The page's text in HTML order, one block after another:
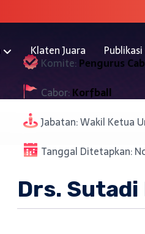
Klaten Juara Publikasi
Drs.
Komite: Pengurus
Cabor: Korfball
Jabatan:Wakil Ketua
Tanggal Ditetapkan: